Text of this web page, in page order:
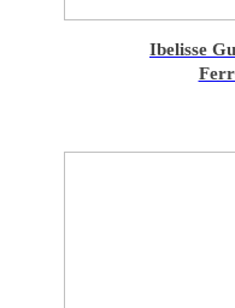
Ibelisse